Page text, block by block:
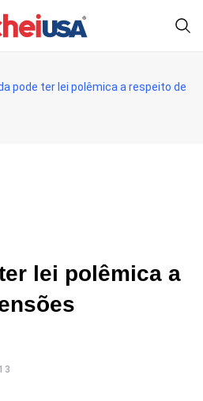
pode ter lei polêmica a respeito de
lei polêmica a